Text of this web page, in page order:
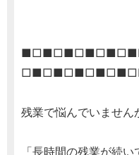
残業で悩んでいません
「長時間の残業が続い